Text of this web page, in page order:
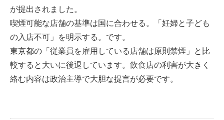
が提出されました。
喫煙可能な店舗の基準は国に合わせる。「妊婦と子ども
の入店不可」を明示する。です。
東京都の「従業員を雇用している店舗は原則禁煙」と比
較すると大いに後退しています。飲食店の利害が大きく
絡む内容は政治主導で大胆な提言が必要です。